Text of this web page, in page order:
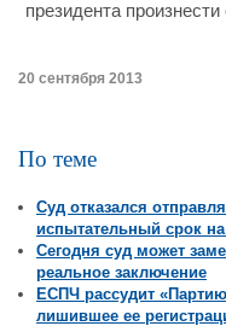
президента
20 сентября 2013
По теме
Суд отказался
испытательный срок
Сегодня суд может
реальное заключение
ЕСПЧ рассудит
лишившее ее